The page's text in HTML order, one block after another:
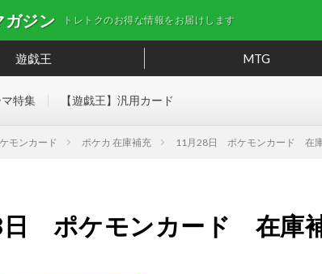
ガジン トレトクのお得な情報をお届けします
遊戯王 MTG
マ特集 【遊戯王】汎用カード
モンカード ポケカ 在庫補充 11月28日 ポケモンカード 在
日 ポケモンカード 在庫